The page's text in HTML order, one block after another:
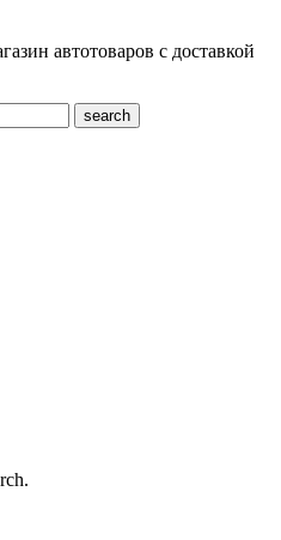
автотоваров с доставкой